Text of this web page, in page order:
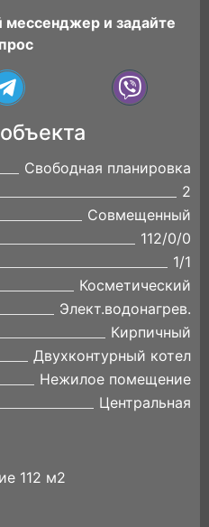
мессенджер и задайте
Свободная планировка
2
Совмещенный
112/0/0
1/1
Косметический
Элект.водонагрев.
Кирпичный
Двухконтурный котел
Нежилое помещение
Центральная
112 м2